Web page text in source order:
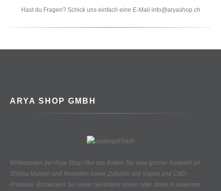
Hast du Fragen? Schick uns einfach eine E-Mail info@aryashop.ch
ARYA SHOP GMBH
Willkommen bei Arya Shop! Bei uns finden Sie eine grosse Auswahl an
Shisha Marken und Modellen sowie Zubehör wie Vapes und CBD-
Produkte. Entdecken Sie unser Sortiment online oder direkt in unserem